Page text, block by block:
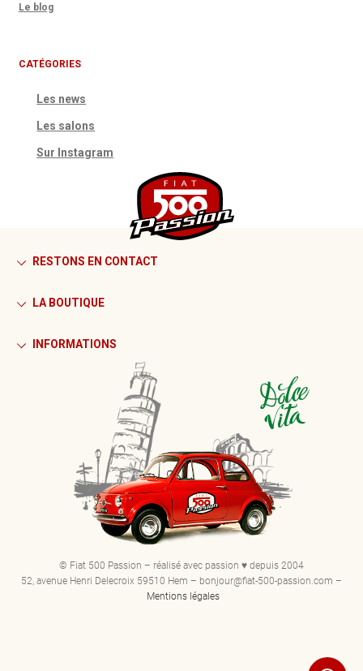
Le blog
CATÉGORIES
Les news
Les salons
Sur Instagram
RESTONS EN CONTACT
LA BOUTIQUE
INFORMATIONS
© Fiat 500 Passion – réalisé avec passion ♥ depuis 2004
52, avenue Henri Delecroix 59510 Hem – bonjour@fiat-500-passion.com –
Mentions légales